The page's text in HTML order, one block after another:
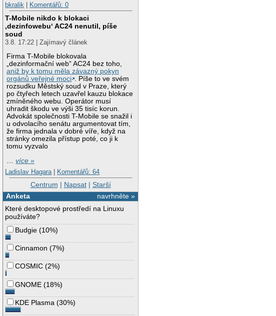
bkralik
Komentářů: 0
T-Mobile nikdo k blokaci
‚dezinfowebu‘ AC24 nenutil, píše
soud
3.8. 17:22 | Zajímavý článek
Firma T-Mobile blokovala
„dezinformační web“ AC24 bez toho,
aniž by k tomu měla závazný pokyn
orgánů veřejné moci . Píše to ve svém
rozsudku Městský soud v Praze, který
po čtyřech letech uzavřel kauzu blokace
zmíněného webu. Operátor musí
uhradit škodu ve výši 35 tisíc korun.
Advokát společnosti T-Mobile se snažil i
u odvolacího senátu argumentovat tím,
že firma jednala v dobré víře, když na
stránky omezila přístup poté, co ji k
tomu vyzvalo
…více »
Ladislav Hagara | Komentářů: 64
Centrum | Napsat| Starší
navrhněte »
Anketa
Které desktopové prostředí na Linuxu
používáte?
Budgie (10%)
Cinnamon (7%)
COSMIC (2%)
GNOME (18%)
KDE Plasma (30%)